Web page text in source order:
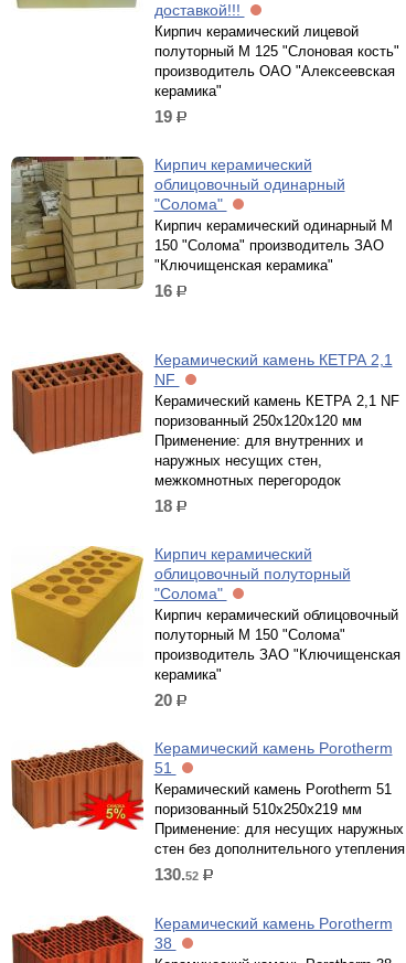
доставкой!!!
Кирпич керамический лицевой
полуторный М 125 "Слоновая кость"
производитель ОАО "Алексеевская
керамика"
19 р.
Кирпич керамический
облицовочный одинарный
"Солома"
Кирпич керамический одинарный М
150 "Солома" производитель ЗАО
"Ключищенская керамика"
16 р.
Керамический камень КЕТРА 2,1
NF
Керамический камень КЕТРА 2,1 NF
поризованный 250х120х120 мм
Применение: для внутренних и
наружных несущих стен,
межкомнотных перегородок
18 р.
Кирпич керамический
облицовочный полуторный
"Солома"
Кирпич керамический облицовочный
полуторный М 150 "Солома"
производитель ЗАО "Ключищенская
керамика"
20 р.
Керамический камень Porotherm
51
Керамический камень Porotherm 51
поризованный 510х250х219 мм
Применение: для несущих наружных
стен без дополнительного утепления
130.52 р.
Керамический камень Porotherm
38